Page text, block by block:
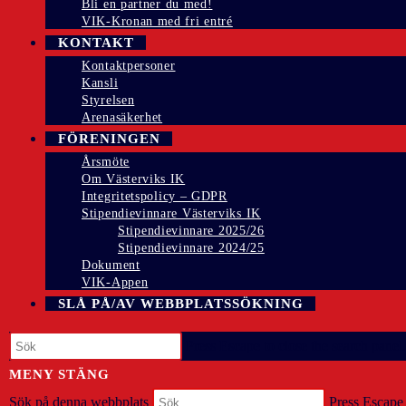
Bli en partner du med!
VIK-Kronan med fri entré
KONTAKT
Kontaktpersoner
Kansli
Styrelsen
Arenasäkerhet
FÖRENINGEN
Årsmöte
Om Västerviks IK
Integritetspolicy – GDPR
Stipendievinnare Västerviks IK
Stipendievinnare 2025/26
Stipendievinnare 2024/25
Dokument
VIK-Appen
SLÅ PÅ/AV WEBBPLATSSÖKNING
MENY STÄNG
Sök på denna webbplats Press